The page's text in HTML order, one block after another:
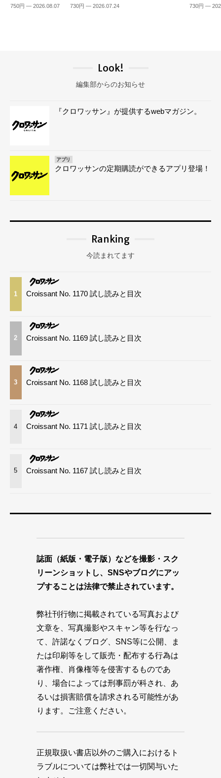
750円 — 2026.08.07 730円 — 2026.07.24 730円 —
Look!
編集部からのお知らせ
『クロワッサン』が提供するwebマガジン。
アプリ
クロワッサンの定期購読ができるアプリ登場！
Ranking
今読まれてます
1 Croissant No. 1170 試し読みと目次
2 Croissant No. 1169 試し読みと目次
3 Croissant No. 1168 試し読みと目次
4 Croissant No. 1171 試し読みと目次
5 Croissant No. 1167 試し読みと目次
誌面（紙版・電子版）などを撮影・スク
リーンショットし、SNSやブログにアッ
プすることは法律で禁止されています。
弊社刊行物に掲載されている写真および
文章を、写真撮影やスキャン等を行なっ
て、許諾なくブログ、SNS等に公開、ま
たは印刷等をして販売・配布する行為は
著作権、肖像権等を侵害するものであ
り、場合によっては刑事罰が科され、あ
るいは損害賠償を請求される可能性があ
ります。ご注意ください。
正規取扱い書店以外のご購入におけるト
ラブルについては弊社では一切関与いた